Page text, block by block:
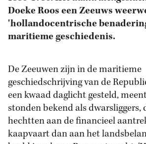
Doeke Roos een Zeeuws
'hollandocentrische
maritieme geschiedenis.
De Zeeuwen zijn in de maritieme
geschiedschrijving van de
een kwaad daglicht gesteld,
stonden bekend als dwarsliggers,
hechtten aan de financieel
kaapvaart dan aan het